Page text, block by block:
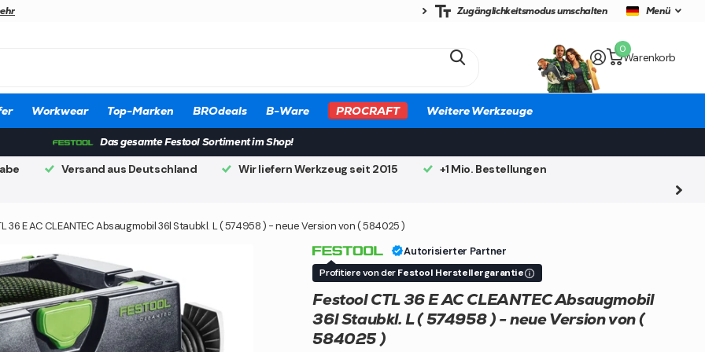
Zugänglichkeitsmodus umschalten Menü
Warenkorb
0
Workwear Top-Marken BROdeals B-Ware PROCRAFT Weitere Werkzeuge
Das gesamte Festool Sortiment im Shop!
Versand aus Deutschland Wir liefern Werkzeug seit 2015
+1 Mio. Bestellungen
36 E AC CLEANTEC Absaugmobil 36l Staubkl. L ( 574958 ) - neue Version von ( 584025 )
Autorisierter Partner
Profitiere von derFestool Herstellergarantie
Festool CTL 36 E AC CLEANTEC Absaugmobil
36l Staubkl. L ( 574958 ) - neue Version von (
584025 )